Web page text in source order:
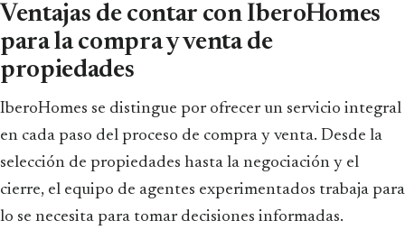
Ventajas de contar con IberoHomes
para la compra y venta de
propiedades
IberoHomes se distingue por ofrecer un servicio integral
en cada paso del proceso de compra y venta. Desde la
selección de propiedades hasta la negociación y el
cierre, el equipo de agentes experimentados trabaja para
lo se necesita para tomar decisiones informadas.